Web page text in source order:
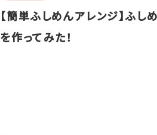
【簡単ふしめんアレンジ】ふし
を作ってみた！